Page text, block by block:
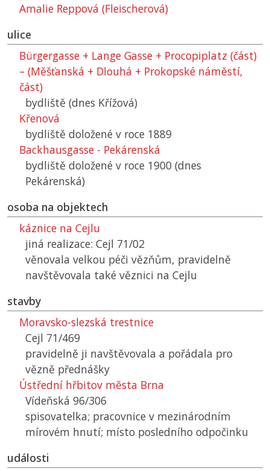
Amalie Reppová (Fleischerová)
ulice
Bürgergasse + Lange Gasse + Procopiplatz (část)
– (Měšťanská + Dlouhá + Prokopské náměstí,
část)
bydliště (dnes Křížová)
Křenová
bydliště doložené v roce 1889
Backhausgasse - Pekárenská
bydliště doložené v roce 1900 (dnes
Pekárenská)
osoba na objektech
káznice na Cejlu
jiná realizace: Cejl 71/02
věnovala velkou péči vězňům, pravidelně
navštěvovala také věznici na Cejlu
stavby
Moravsko-slezská trestnice
Cejl 71/469
pravidelně ji navštěvovala a pořádala pro
vězně přednášky
Ústřední hřbitov města Brna
Vídeňská 96/306
spisovatelka; pracovnice v mezinárodním
mírovém hnutí; místo posledního odpočinku
události